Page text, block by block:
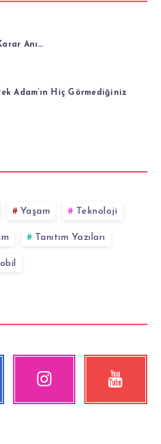
Anı…
Adam’ın Hiç Görmediğiniz
Yaşam Teknoloji
Tanıtım Yazıları
Instagram
Fotoğraflarımız!
YouTube
Videolara